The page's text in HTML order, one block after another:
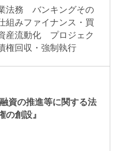
法務 バンキングその
みファイナンス・買
産流動化 プロジェク
権回収・強制執行
資の推進等に関する法
創設』